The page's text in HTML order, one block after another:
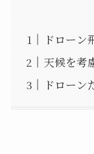
ドローン
天候を考
ドローン